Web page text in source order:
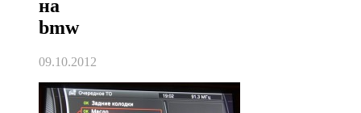
на
bmw
09.10.2012